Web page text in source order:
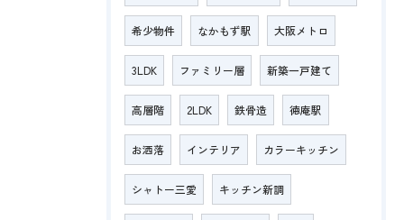
希少物件 なかもず駅 大阪メトロ
3LDK ファミリー層 新築一戸建て
高層階 2LDK 鉄骨造 徳庵駅
お洒落 インテリア カラーキッチン
シャトー三愛 キッチン新調